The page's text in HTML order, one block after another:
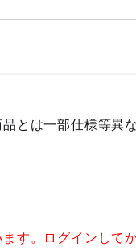
とは一部仕様等異
す。ログインして